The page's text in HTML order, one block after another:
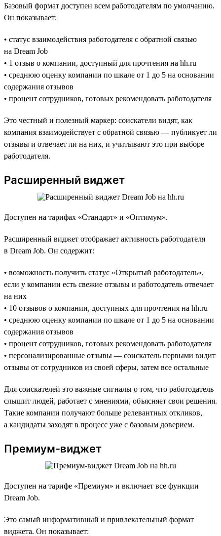
Базовый формат доступен всем работодателям по умолчанию.
Он показывает:
• статус взаимодействия работодателя с обратной связью
на Dream Job
• 1 отзыв о компании, доступный для прочтения на hh.ru
• среднюю оценку компании по шкале от 1 до 5 на основании
содержания отзывов
• процент сотрудников, готовых рекомендовать работодателя
Это честный и полезный маркер: соискатели видят, как
компания взаимодействует с обратной связью — публикует ли
отзывы и отвечает ли на них, и учитывают это при выборе
работодателя.
Расширенный виджет
Доступен на тарифах «Стандарт» и «Оптимум».
Расширенный виджет отображает активность работодателя
в Dream Job. Он содержит:
• возможность получить статус «Открытый работодатель»,
если у компании есть свежие отзывы и работодатель отвечает
на них
• 10 отзывов о компании, доступных для прочтения на hh.ru
• среднюю оценку компании по шкале от 1 до 5 на основании
содержания отзывов
• процент сотрудников, готовых рекомендовать работодателя
• персонализированные отзывы — соискатель первыми видит
отзывы от сотрудников из своей сферы, затем все остальные
Для соискателей это важные сигналы о том, что работодатель
слышит людей, работает с мнениями, объясняет свои решения.
Такие компании получают больше релевантных откликов,
а кандидаты заходят в процесс уже с базовым доверием.
Премиум-виджет
Доступен на тарифе «Премиум» и включает все функции
Dream Job.
Это самый информативный и привлекательный формат
виджета. Он показывает: